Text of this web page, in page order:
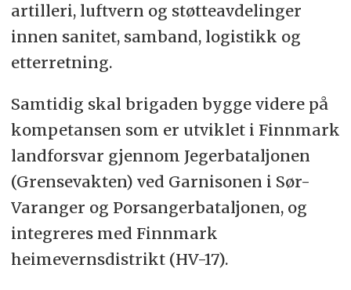
artilleri, luftvern og støtteavdelinger
innen sanitet, samband, logistikk og
etterretning.
Samtidig skal brigaden bygge videre på
kompetansen som er utviklet i Finnmark
landforsvar gjennom Jegerbataljonen
(Grensevakten) ved Garnisonen i Sør-
Varanger og Porsangerbataljonen, og
integreres med Finnmark
heimevernsdistrikt (HV-17).